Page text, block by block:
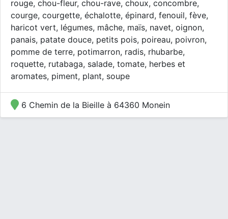
rouge, chou-fleur, chou-rave, choux, concombre,
courge, courgette, échalotte, épinard, fenouil, fève,
haricot vert, légumes, mâche, maïs, navet, oignon,
panais, patate douce, petits pois, poireau, poivron,
pomme de terre, potimarron, radis, rhubarbe,
roquette, rutabaga, salade, tomate, herbes et
aromates, piment, plant, soupe
6 Chemin de la Bieille à 64360 Monein